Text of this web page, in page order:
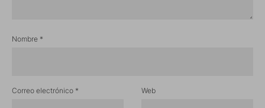
Nombre *
Correo electrónico * Web